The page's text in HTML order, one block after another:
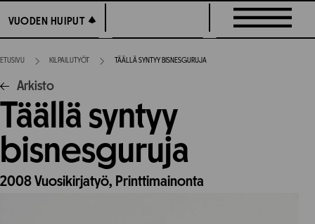
suoraan
sisältöön
VUODEN HUIPUT
VUODEN HUIPUT
ETUSIVU KILPAILUTYÖT TÄÄLLÄ SYNTYY BISNESGURUJA
Arkisto
Täällä syntyy
bisnesguruja
2008Vuosikirjatyö, Printtimainonta